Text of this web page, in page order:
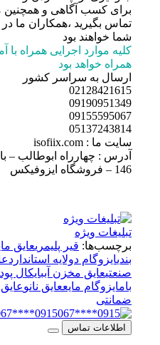
برای کسب آگاهی و همچنین
تماس بگیرید ،همکاران ما در
شما خواهند بود
کلیه موارد اجرایی همراه با
همراه خواهد بود
ارسال به سراسر کشور
02128421615
09190951349
09155595067
05137243814
سایت ما : isofiix.com
آدرس : چهارراه ابوطالب –
تبلیغات ویژه
برچسب‌ها:قیر پلیمری عایق مایع
ایزوگام دولایه استانداردعایق
صنعتیعایق مخزن آببایکال پودری
ایزوگام مایععایق نانوعایق مایع
ضمانتی
0915****067
اطلاعات تماس